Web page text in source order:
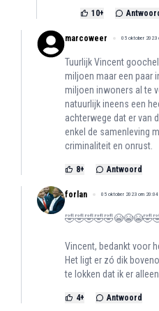
10+
marcoweer 05 oktober 2023
Tuurlijk Vincent
miljoen maar een paar
miljoen inwoners al te
natuurlijk ineens een
achterwege dat er van
enkel de samenleving
criminaliteit en onrust.
8+ Antwoord
forlan 05 oktober 2023 om 20:04
Vincent, bedankt voor
Het ligt er zó dik
te lokken dat ik er
4+ Antwoord